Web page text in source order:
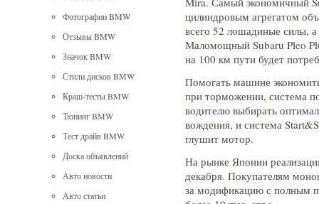
Фотографии BMW
Отзывы BMW
Значок BMW
Стили дисков BMW
Краш-тесты BMW
Тюнинг BMW
Тест драйв BMW
Доска объявлений
Авто новости
Авто статьи
цилиндровым агрегатом
всего 52 лошадиные силы,
Маломощный Subaru Pleo
на 100 км пути будет
Помогать машине
при торможении, система
водителю выбирать
вождения, и система
глушит мотор.
На рынке Японии
декабря. Покупателям
за модификацию с полным